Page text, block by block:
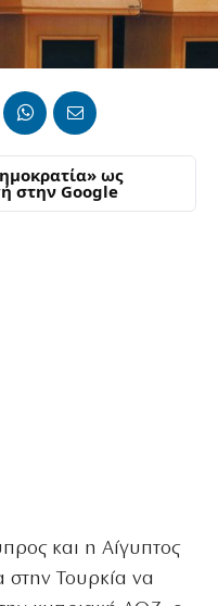
ως
στην Google
και η Αίγυπτος
στην Τουρκία να